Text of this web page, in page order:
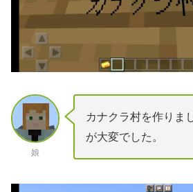
娘
カナクラ村を作りま
が大変でした。